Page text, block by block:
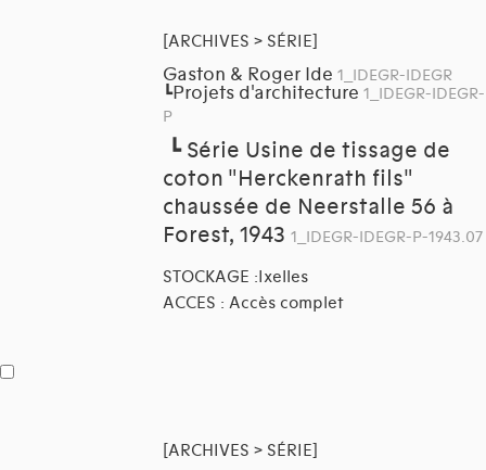
[ARCHIVES > SÉRIE]
Gaston & Roger Ide 1_IDEGR-IDEGR
┗Projets d'architecture 1_IDEGR-IDEGR-
P
┗ Série Usine de tissage de
coton "Herckenrath fils"
chaussée de Neerstalle 56 à
Forest, 1943 1_IDEGR-IDEGR-P-1943.07
STOCKAGE :Ixelles
ACCES : Accès complet
[ARCHIVES > SÉRIE]